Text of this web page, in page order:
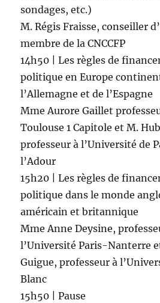
sondages, etc.)
M. Régis Fraisse, conseiller
membre de la CNCCFP
14h50 | Les règles de
politique en Europe
l’Allemagne et de l’Espagne
Mme Aurore Gaillet
Toulouse 1 Capitole et M.
professeur à l’Université de
l’Adour
15h20 | Les règles de
politique dans le monde
américain et britannique
Mme Anne Deysine,
l’Université Paris-Nanterre
Guigue, professeur à
Blanc
15h50 | Pause